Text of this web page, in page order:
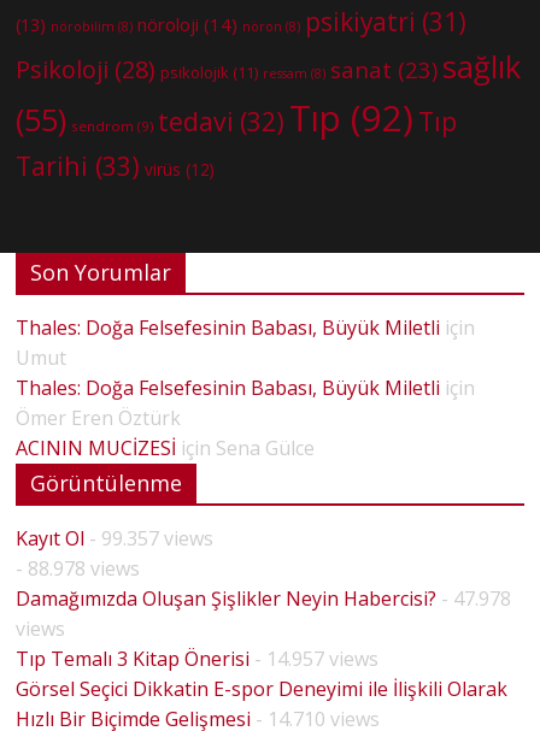
(13) nörobilim (8) nöroloji (14) nöron (8) psikiyatri (31)
Psikoloji (28) psikolojik (11) ressam (8) sanat (23) sağlık
(55) sendrom (9) tedavi (32) Tıp (92) Tıp
Tarihi (33) virüs (12)
Son Yorumlar
Thales: Doğa Felsefesinin Babası, Büyük Miletli için
Umut
Thales: Doğa Felsefesinin Babası, Büyük Miletli için
Ömer Eren Öztürk
ACININ MUCİZESİ için Sena Gülce
Görüntülenme
Kayıt Ol - 99.357 views
- 88.978 views
Damağımızda Oluşan Şişlikler Neyin Habercisi? - 47.978
views
Tıp Temalı 3 Kitap Önerisi - 14.957 views
Görsel Seçici Dikkatin E-spor Deneyimi ile İlişkili Olarak
Hızlı Bir Biçimde Gelişmesi - 14.710 views